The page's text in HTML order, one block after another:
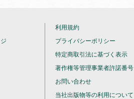
利用規約
プライバシーポリシー
特定商取引法に基づく表示
著作権等管理事業者許諾番号
お問い合わせ
当社出版物等の利用について